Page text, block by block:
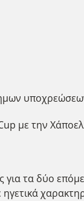
με την
για τα δύο